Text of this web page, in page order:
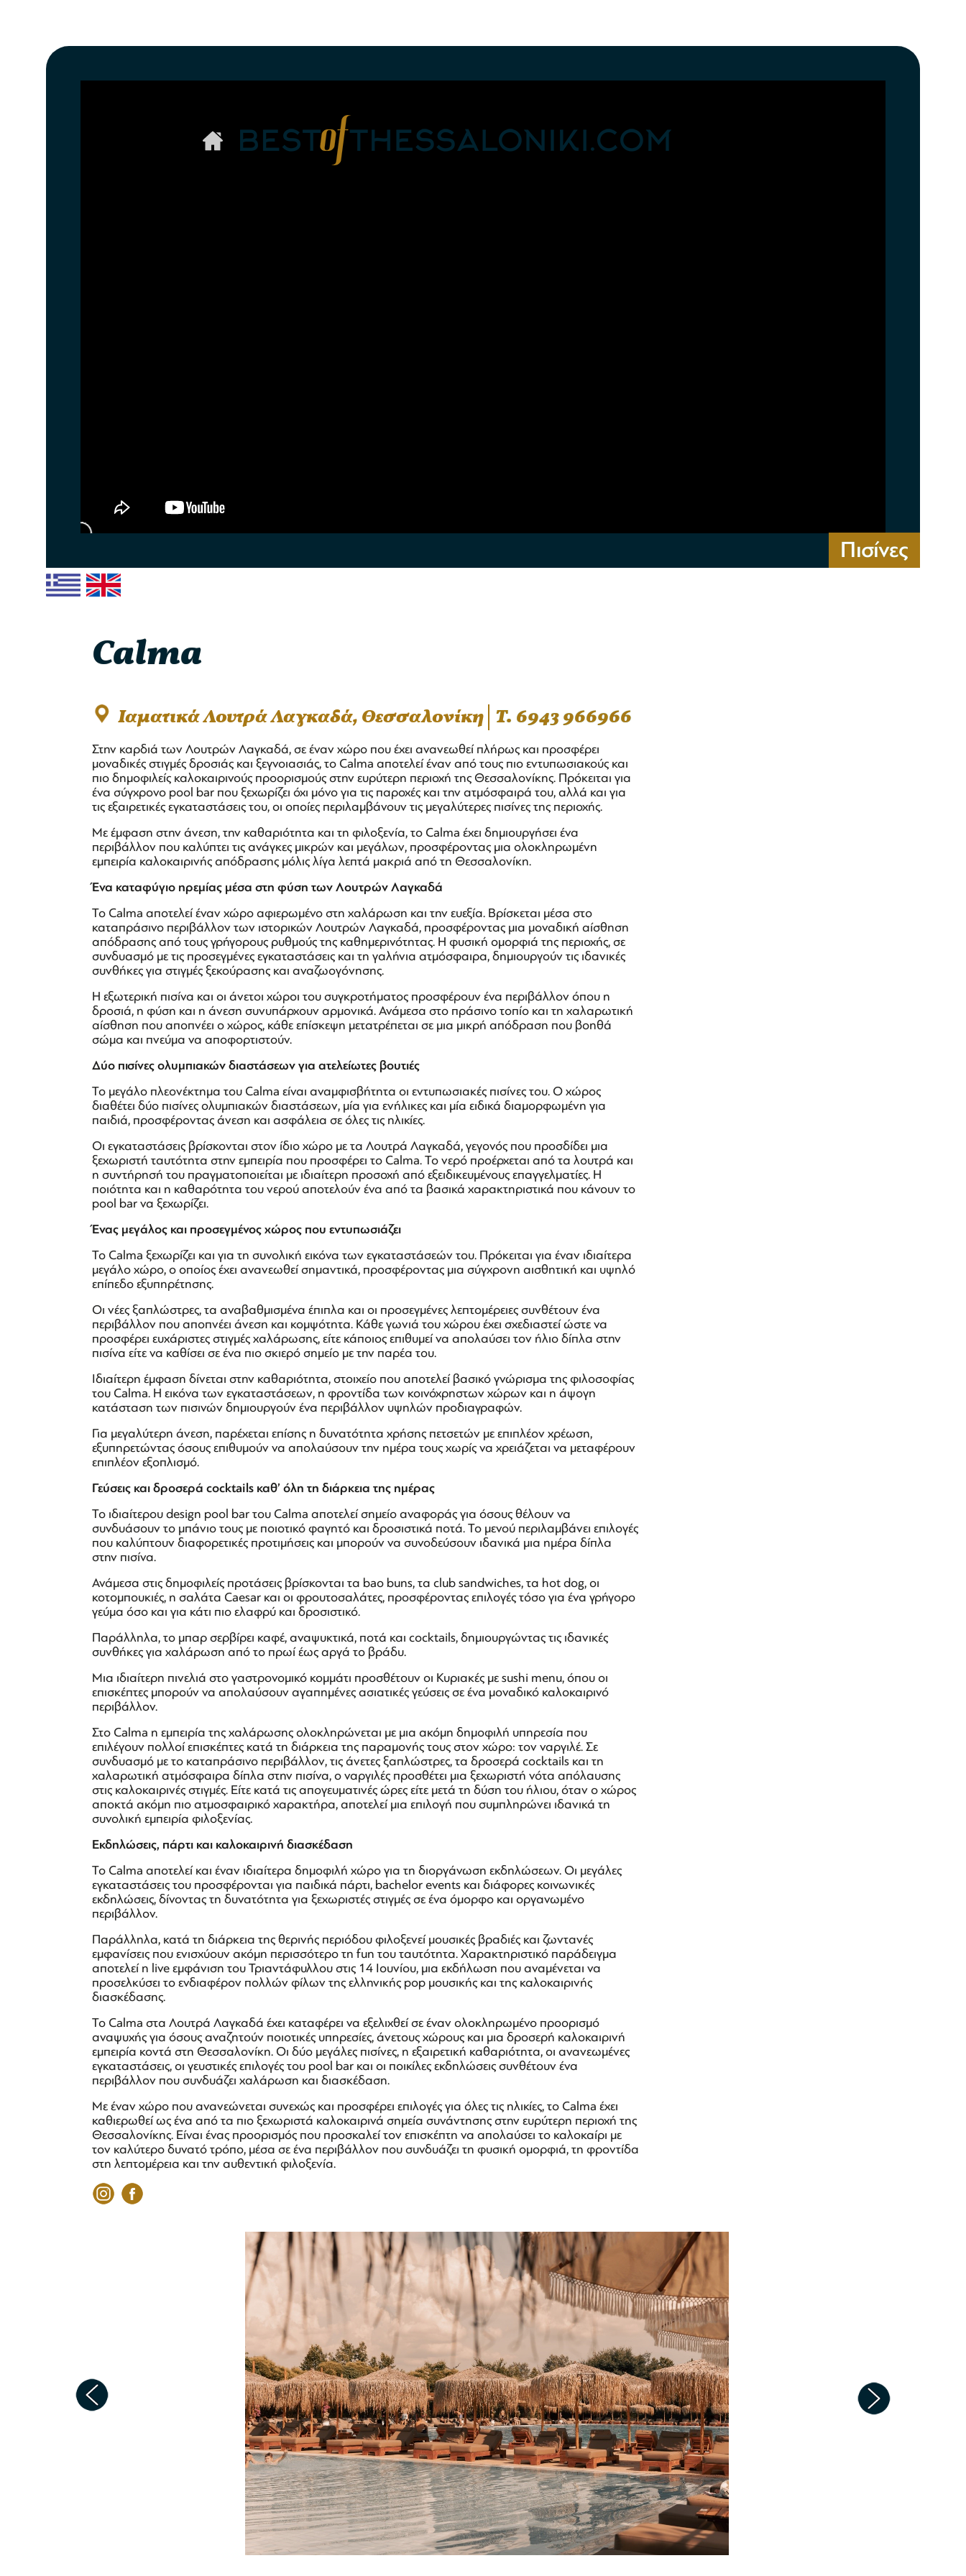
Πισίνες
Calma
Ιαματικά Λουτρά Λαγκαδά, Θεσσαλονίκη T. 6943 966966
Στην καρδιά των Λουτρών Λαγκαδά, σε έναν χώρο που έχει ανανεωθεί πλήρως και προσφέρει
μοναδικές στιγμές δροσιάς και ξεγνοιασιάς, το Calma αποτελεί έναν από τους πιο εντυπωσιακούς και
πιο δημοφιλείς καλοκαιρινούς προορισμούς στην ευρύτερη περιοχή της Θεσσαλονίκης. Πρόκειται για
ένα σύγχρονο pool bar που ξεχωρίζει όχι μόνο για τις παροχές και την ατμόσφαιρά του, αλλά και για
τις εξαιρετικές εγκαταστάσεις του, οι οποίες περιλαμβάνουν τις μεγαλύτερες πισίνες της περιοχής.
Με έμφαση στην άνεση, την καθαριότητα και τη φιλοξενία, το Calma έχει δημιουργήσει ένα
περιβάλλον που καλύπτει τις ανάγκες μικρών και μεγάλων, προσφέροντας μια ολοκληρωμένη
εμπειρία καλοκαιρινής απόδρασης μόλις λίγα λεπτά μακριά από τη Θεσσαλονίκη.
Ένα καταφύγιο ηρεμίας μέσα στη φύση των Λουτρών Λαγκαδά
Το Calma αποτελεί έναν χώρο αφιερωμένο στη χαλάρωση και την ευεξία. Βρίσκεται μέσα στο
καταπράσινο περιβάλλον των ιστορικών Λουτρών Λαγκαδά, προσφέροντας μια μοναδική αίσθηση
απόδρασης από τους γρήγορους ρυθμούς της καθημερινότητας. Η φυσική ομορφιά της περιοχής, σε
συνδυασμό με τις προσεγμένες εγκαταστάσεις και τη γαλήνια ατμόσφαιρα, δημιουργούν τις ιδανικές
συνθήκες για στιγμές ξεκούρασης και αναζωογόνησης.
Η εξωτερική πισίνα και οι άνετοι χώροι του συγκροτήματος προσφέρουν ένα περιβάλλον όπου η
δροσιά, η φύση και η άνεση συνυπάρχουν αρμονικά. Ανάμεσα στο πράσινο τοπίο και τη χαλαρωτική
αίσθηση που αποπνέει ο χώρος, κάθε επίσκεψη μετατρέπεται σε μια μικρή απόδραση που βοηθά
σώμα και πνεύμα να αποφορτιστούν.
Δύο πισίνες ολυμπιακών διαστάσεων για ατελείωτες βουτιές
Το μεγάλο πλεονέκτημα του Calma είναι αναμφισβήτητα οι εντυπωσιακές πισίνες του. Ο χώρος
διαθέτει δύο πισίνες ολυμπιακών διαστάσεων, μία για ενήλικες και μία ειδικά διαμορφωμένη για
παιδιά, προσφέροντας άνεση και ασφάλεια σε όλες τις ηλικίες.
Οι εγκαταστάσεις βρίσκονται στον ίδιο χώρο με τα Λουτρά Λαγκαδά, γεγονός που προσδίδει μια
ξεχωριστή ταυτότητα στην εμπειρία που προσφέρει το Calma. Το νερό προέρχεται από τα λουτρά και
η συντήρησή του πραγματοποιείται με ιδιαίτερη προσοχή από εξειδικευμένους επαγγελματίες. Η
ποιότητα και η καθαρότητα του νερού αποτελούν ένα από τα βασικά χαρακτηριστικά που κάνουν το
pool bar να ξεχωρίζει.
Ένας μεγάλος και προσεγμένος χώρος που εντυπωσιάζει
Το Calma ξεχωρίζει και για τη συνολική εικόνα των εγκαταστάσεών του. Πρόκειται για έναν ιδιαίτερα
μεγάλο χώρο, ο οποίος έχει ανανεωθεί σημαντικά, προσφέροντας μια σύγχρονη αισθητική και υψηλό
επίπεδο εξυπηρέτησης.
Οι νέες ξαπλώστρες, τα αναβαθμισμένα έπιπλα και οι προσεγμένες λεπτομέρειες συνθέτουν ένα
περιβάλλον που αποπνέει άνεση και κομψότητα. Κάθε γωνιά του χώρου έχει σχεδιαστεί ώστε να
προσφέρει ευχάριστες στιγμές χαλάρωσης, είτε κάποιος επιθυμεί να απολαύσει τον ήλιο δίπλα στην
πισίνα είτε να καθίσει σε ένα πιο σκιερό σημείο με την παρέα του.
Ιδιαίτερη έμφαση δίνεται στην καθαριότητα, στοιχείο που αποτελεί βασικό γνώρισμα της φιλοσοφίας
του Calma. Η εικόνα των εγκαταστάσεων, η φροντίδα των κοινόχρηστων χώρων και η άψογη
κατάσταση των πισινών δημιουργούν ένα περιβάλλον υψηλών προδιαγραφών.
Για μεγαλύτερη άνεση, παρέχεται επίσης η δυνατότητα χρήσης πετσετών με επιπλέον χρέωση,
εξυπηρετώντας όσους επιθυμούν να απολαύσουν την ημέρα τους χωρίς να χρειάζεται να μεταφέρουν
επιπλέον εξοπλισμό.
Γεύσεις και δροσερά cocktails καθ’ όλη τη διάρκεια της ημέρας
Το ιδιαίτερου design pool bar του Calma αποτελεί σημείο αναφοράς για όσους θέλουν να
συνδυάσουν το μπάνιο τους με ποιοτικό φαγητό και δροσιστικά ποτά. Το μενού περιλαμβάνει επιλογές
που καλύπτουν διαφορετικές προτιμήσεις και μπορούν να συνοδεύσουν ιδανικά μια ημέρα δίπλα
στην πισίνα.
Ανάμεσα στις δημοφιλείς προτάσεις βρίσκονται τα bao buns, τα club sandwiches, τα hot dog, οι
κοτομπουκιές, η σαλάτα Caesar και οι φρουτοσαλάτες, προσφέροντας επιλογές τόσο για ένα γρήγορο
γεύμα όσο και για κάτι πιο ελαφρύ και δροσιστικό.
Παράλληλα, το μπαρ σερβίρει καφέ, αναψυκτικά, ποτά και cocktails, δημιουργώντας τις ιδανικές
συνθήκες για χαλάρωση από το πρωί έως αργά το βράδυ.
Μια ιδιαίτερη πινελιά στο γαστρονομικό κομμάτι προσθέτουν οι Κυριακές με sushi menu, όπου οι
επισκέπτες μπορούν να απολαύσουν αγαπημένες ασιατικές γεύσεις σε ένα μοναδικό καλοκαιρινό
περιβάλλον.
Στο Calma η εμπειρία της χαλάρωσης ολοκληρώνεται με μια ακόμη δημοφιλή υπηρεσία που
επιλέγουν πολλοί επισκέπτες κατά τη διάρκεια της παραμονής τους στον χώρο: τον ναργιλέ. Σε
συνδυασμό με το καταπράσινο περιβάλλον, τις άνετες ξαπλώστρες, τα δροσερά cocktails και τη
χαλαρωτική ατμόσφαιρα δίπλα στην πισίνα, ο ναργιλές προσθέτει μια ξεχωριστή νότα απόλαυσης
στις καλοκαιρινές στιγμές. Είτε κατά τις απογευματινές ώρες είτε μετά τη δύση του ήλιου, όταν ο χώρος
αποκτά ακόμη πιο ατμοσφαιρικό χαρακτήρα, αποτελεί μια επιλογή που συμπληρώνει ιδανικά τη
συνολική εμπειρία φιλοξενίας.
Εκδηλώσεις, πάρτι και καλοκαιρινή διασκέδαση
Το Calma αποτελεί και έναν ιδιαίτερα δημοφιλή χώρο για τη διοργάνωση εκδηλώσεων. Οι μεγάλες
εγκαταστάσεις του προσφέρονται για παιδικά πάρτι, bachelor events και διάφορες κοινωνικές
εκδηλώσεις, δίνοντας τη δυνατότητα για ξεχωριστές στιγμές σε ένα όμορφο και οργανωμένο
περιβάλλον.
Παράλληλα, κατά τη διάρκεια της θερινής περιόδου φιλοξενεί μουσικές βραδιές και ζωντανές
εμφανίσεις που ενισχύουν ακόμη περισσότερο τη fun του ταυτότητα. Χαρακτηριστικό παράδειγμα
αποτελεί η live εμφάνιση του Τριαντάφυλλου στις 14 Ιουνίου, μια εκδήλωση που αναμένεται να
προσελκύσει το ενδιαφέρον πολλών φίλων της ελληνικής pop μουσικής και της καλοκαιρινής
διασκέδασης.
Το Calma στα Λουτρά Λαγκαδά έχει καταφέρει να εξελιχθεί σε έναν ολοκληρωμένο προορισμό
αναψυχής για όσους αναζητούν ποιοτικές υπηρεσίες, άνετους χώρους και μια δροσερή καλοκαιρινή
εμπειρία κοντά στη Θεσσαλονίκη. Οι δύο μεγάλες πισίνες, η εξαιρετική καθαριότητα, οι ανανεωμένες
εγκαταστάσεις, οι γευστικές επιλογές του pool bar και οι ποικίλες εκδηλώσεις συνθέτουν ένα
περιβάλλον που συνδυάζει χαλάρωση και διασκέδαση.
Με έναν χώρο που ανανεώνεται συνεχώς και προσφέρει επιλογές για όλες τις ηλικίες, το Calma έχει
καθιερωθεί ως ένα από τα πιο ξεχωριστά καλοκαιρινά σημεία συνάντησης στην ευρύτερη περιοχή της
Θεσσαλονίκης. Είναι ένας προορισμός που προσκαλεί τον επισκέπτη να απολαύσει το καλοκαίρι με
τον καλύτερο δυνατό τρόπο, μέσα σε ένα περιβάλλον που συνδυάζει τη φυσική ομορφιά, τη φροντίδα
στη λεπτομέρεια και την αυθεντική φιλοξενία.